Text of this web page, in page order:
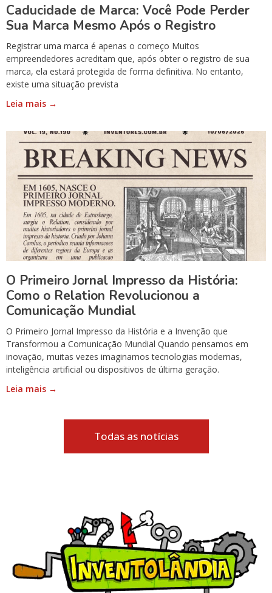
Caducidade de Marca: Você Pode Perder
Sua Marca Mesmo Após o Registro
Registrar uma marca é apenas o começo Muitos
empreendedores acreditam que, após obter o registro de sua
marca, ela estará protegida de forma definitiva. No entanto,
existe uma situação prevista
Leia mais →
O Primeiro Jornal Impresso da História:
Como o Relation Revolucionou a
Comunicação Mundial
O Primeiro Jornal Impresso da História e a Invenção que
Transformou a Comunicação Mundial Quando pensamos em
inovação, muitas vezes imaginamos tecnologias modernas,
inteligência artificial ou dispositivos de última geração.
Leia mais →
Todas as notícias